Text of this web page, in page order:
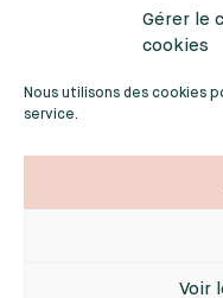
Gérer le
cookies
Nous utilisons des cookies
service.
Voir
personnelles.